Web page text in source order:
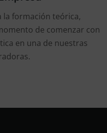
la formación teórica,
de comenzar con
en una de nuestras